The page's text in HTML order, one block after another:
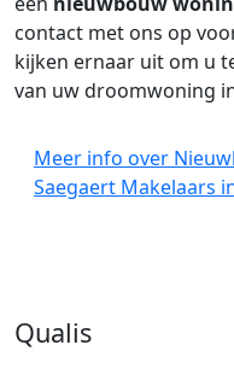
contact met ons op
kijken ernaar uit om u
van uw droomwoning
Meer info over
Saegaert Makelaars
Qualis